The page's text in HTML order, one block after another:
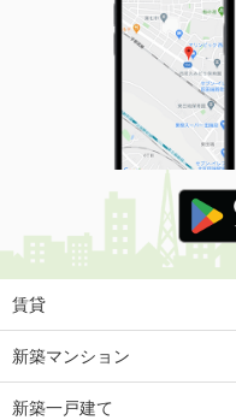
賃貸
新築マンション
新築一戸建て